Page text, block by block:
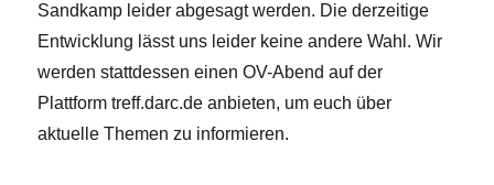
Sandkamp leider abgesagt werden. Die derzeitige
Entwicklung lässt uns leider keine andere Wahl. Wir
werden stattdessen einen OV-Abend auf der
Plattform treff.darc.de anbieten, um euch über
aktuelle Themen zu informieren.